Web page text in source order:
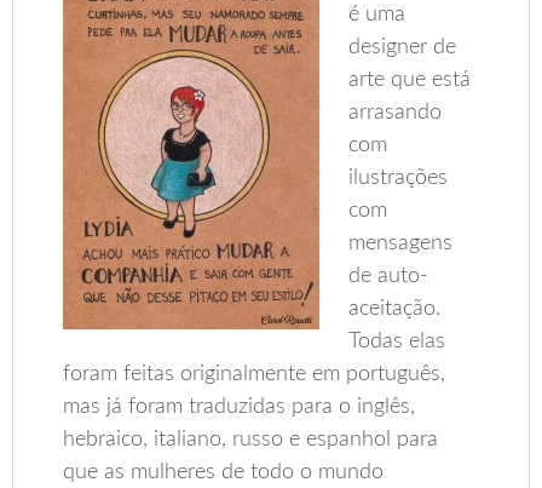
é uma
designer de
arte que está
arrasando
com
ilustrações
com
mensagens
de auto-
aceitação.
Todas elas
foram feitas originalmente em português,
mas já foram traduzidas para o inglês,
hebraico, italiano, russo e espanhol para
que as mulheres de todo o mundo